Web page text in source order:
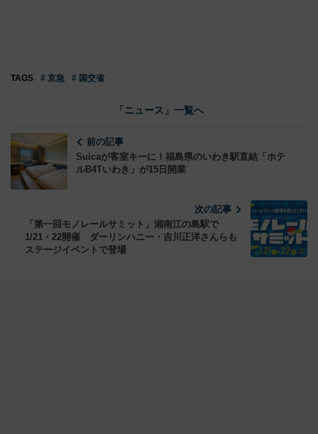
TAGS # 京急 # 国交省
「ニュース」一覧へ
前の記事
Suicaが客室キーに！福島県のいわき駅直結「ホテ
ルB4Tいわき」が15日開業
次の記事
「第一回モノレールサミット」湘南江の島駅で
1/21・22開催 ダーリンハニー・吉川正洋さんらも
ステージイベントで登場